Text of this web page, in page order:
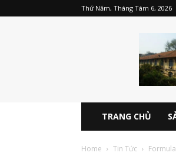
Thứ Năm, Tháng Tám 6, 2026
V
pdf
phí
TRANG CHỦ
Home Tin Tức